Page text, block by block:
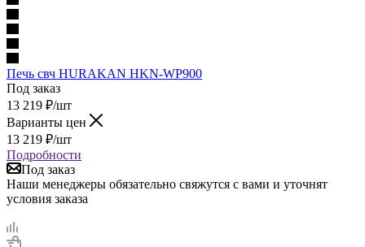
Печь свч HURAKAN HKN-WP900
Под заказ
13 219 ₽/шт
Варианты цен
13 219 ₽/шт
Подробности
Под заказ
Наши менеджеры обязательно свяжутся с вами и уточнят
условия заказа